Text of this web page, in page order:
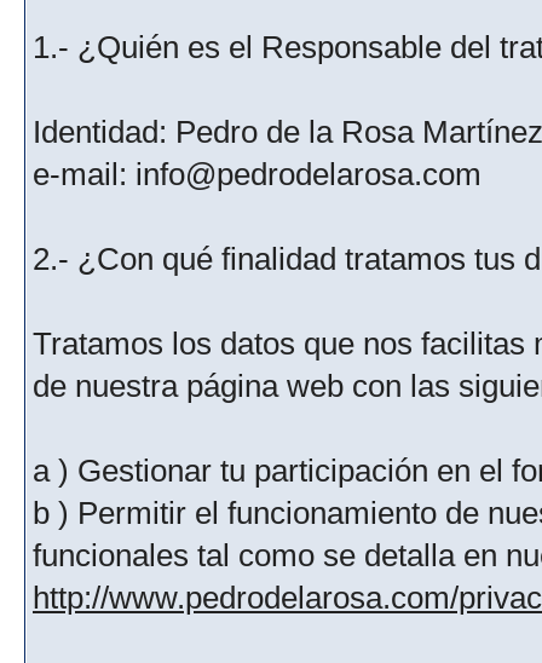
1.- ¿Quién es el Responsable del
Identidad: Pedro de la Rosa Martínez
e-mail: info@pedrodelarosa.com
2.- ¿Con qué finalidad tratamos tus
Tratamos los datos que nos
de nuestra página web con las
a ) Gestionar tu participación en el
b ) Permitir el funcionamiento de
funcionales tal como se detalla en
http://www.pedrodelarosa.com/